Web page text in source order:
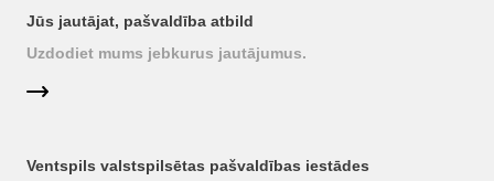
Jūs jautājat, pašvaldība atbild
Uzdodiet mums jebkurus jautājumus.
Ventspils valstspilsētas pašvaldības iestādes